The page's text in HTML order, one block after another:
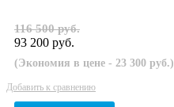
116 500 руб.
93 200 руб.
(Экономия в цене - 23 300 руб.)
Добавить к сравнению